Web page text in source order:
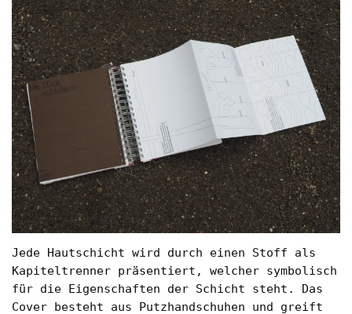
Jede Hautschicht wird durch einen Stoff als
Kapiteltrenner präsentiert, welcher symbolisch
für die Eigenschaften der Schicht steht. Das
Cover besteht aus Putzhandschuhen und greift